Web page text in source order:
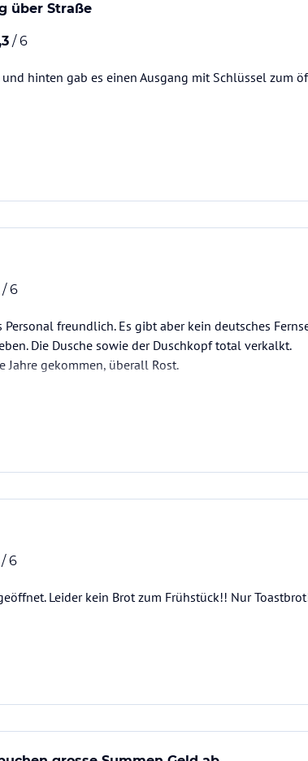
über Straße
/ 6
und hinten gab es einen Ausgang mit Schlüssel zum
/ 6
Personal freundlich. Es gibt aber kein deutsches
Die Dusche sowie der Duschkopf total verkalkt.
Jahre gekommen, überall Rost.
/ 6
Leider kein Brot zum Frühstück!! Nur